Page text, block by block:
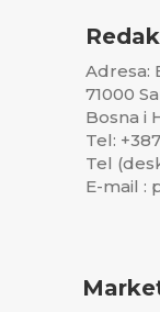
Adresa:
71000
Bosna i
Tel:
Tel
E-mail :